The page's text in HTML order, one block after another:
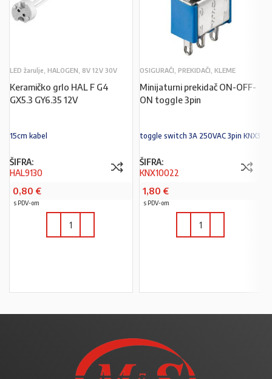
LED žarulje, HALOGEN, 8V 12V 30V
Keramičko grlo HAL F G4
GX5.3 GY6.35 12V
15cm kabel
ŠIFRA:
HAL9130
0,80 €
s PDV-om
OSIGURAČI, PREKIDAČI, KLEME
Minijaturni prekidač ON-OFF-
ON toggle 3pin
toggle switch 3A 250VAC 3pin KNX3
ŠIFRA:
KNX10022
1,80 €
s PDV-om